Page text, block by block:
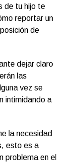
de tu hijo te
reportar un
de
dejar claro
las
vez se
intimidando a
la necesidad
esto es a
problema en el